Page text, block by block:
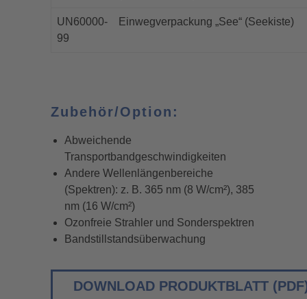
UN60000-
99
Einwegverpackung „See“ (Seekiste)
Zubehör/Option:
Abweichende
Transportbandgeschwindigkeiten
Andere Wellenlängenbereiche
(Spektren): z. B. 365 nm (8 W/cm²), 385
nm (16 W/cm²)
Ozonfreie Strahler und Sonderspektren
Bandstillstandsüberwachung
DOWNLOAD PRODUKTBLATT